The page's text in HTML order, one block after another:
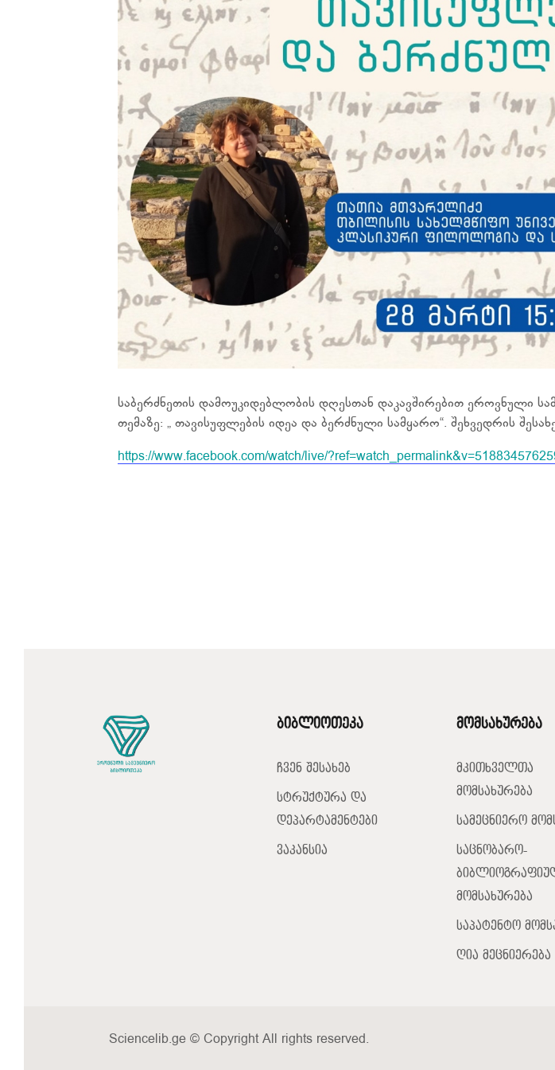
საბერძნეთის დამოუკიდებლობის დღესთან დაკავშირებით ეროვნული
თემაზე: „ თავისუფლების იდეა და ბერძნული სამყარო“. შეხვედრის
https://www.facebook.com/watch/live/
ბიბლიოთეკა
ჩვენ შესახებ
სტრუქტურა და
დეპარტამენტები
ვაკანსია
მომსახურება
მკითხველთა
მომსახურება
სამეცნიერო
საცნობარო-
მომსახურება
საპატენტო
ღია მეცნიერება
Sciencelib.ge © Copyright All rights reserved.